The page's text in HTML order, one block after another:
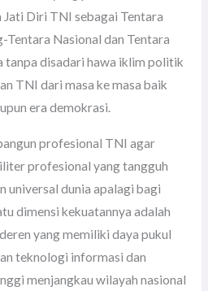
Jati Diri TNI sebagai Tentara
Tentara Nasional dan Tentara
tanpa disadari hawa iklim politik
TNI dari masa ke masa baik
era demokrasi.
profesional TNI agar
profesional yang tangguh
universal dunia apalagi bagi
dimensi kekuatannya adalah
yang memiliki daya pukul
teknologi informasi dan
menjangkau wilayah nasional